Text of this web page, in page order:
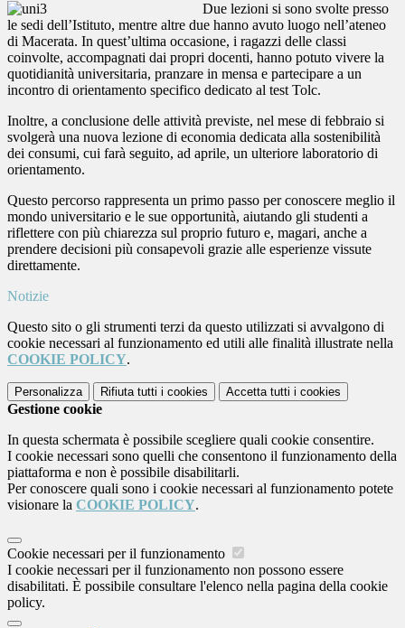
Due lezioni si sono svolte presso
le sedi dell’Istituto, mentre altre due hanno avuto luogo nell’ateneo
di Macerata. In quest’ultima occasione, i ragazzi delle classi
coinvolte, accompagnati dai propri docenti, hanno potuto vivere la
quotidianità universitaria, pranzare in mensa e partecipare a un
incontro di orientamento specifico dedicato al test Tolc.
Inoltre, a conclusione delle attività previste, nel mese di febbraio si
svolgerà una nuova lezione di economia dedicata alla sostenibilità
dei consumi, cui farà seguito, ad aprile, un ulteriore laboratorio di
orientamento.
Questo percorso rappresenta un primo passo per conoscere meglio il
mondo universitario e le sue opportunità, aiutando gli studenti a
riflettere con più chiarezza sul proprio futuro e, magari, anche a
prendere decisioni più consapevoli grazie alle esperienze vissute
direttamente.
Notizie
Questo sito o gli strumenti terzi da questo utilizzati si avvalgono di
cookie necessari al funzionamento ed utili alle finalità illustrate nella
COOKIE POLICY.
Personalizza Rifiuta tutti i cookies Accetta tutti i cookies
Gestione cookie
In questa schermata è possibile scegliere quali cookie consentire.
I cookie necessari sono quelli che consentono il funzionamento della
piattaforma e non è possibile disabilitarli.
Per conoscere quali sono i cookie necessari al funzionamento potete
visionare la COOKIE POLICY.
Cookie necessari per il funzionamento
I cookie necessari per il funzionamento non possono essere
disabilitati. È possibile consultare l'elenco nella pagina della cookie
policy.